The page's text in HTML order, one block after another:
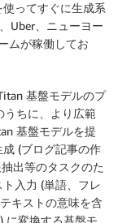
ってすぐに生成系
Uber、ニューヨー
ムが稼働してお
基盤モデルのプ
うちに、より広範
基盤モデルを提
(ブログ記事の作
出等のタスクのた
入力 (単語、フレ
キストの意味を含